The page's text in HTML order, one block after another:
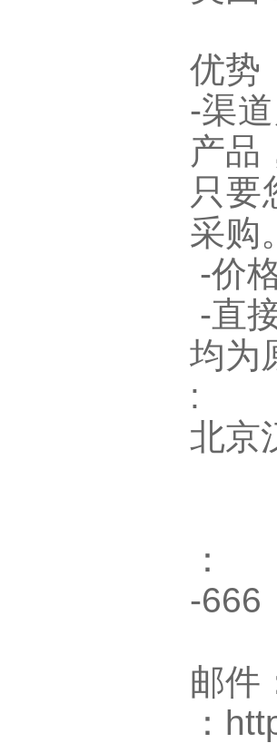
优势
-渠
产品
只要
采购
-价
-直
均为
:
北京
：
-666
邮件
：